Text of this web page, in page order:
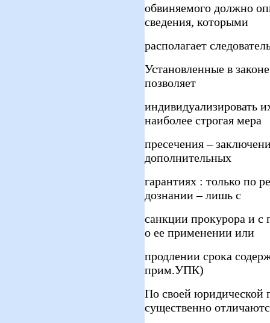
обвиняемого должно
сведения, которыми
располагает
Установленные в
позволяет
индивидуализировать
наиболее строгая мера
пресечения –
дополнительных
гарантиях : только по
дознании – лишь с
санкции прокурора и с
о ее применении или
продлении срока
прим.УПК)
По своей юридической
существенно